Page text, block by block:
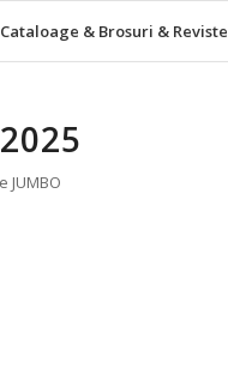
Cataloage & Brosuri & Reviste